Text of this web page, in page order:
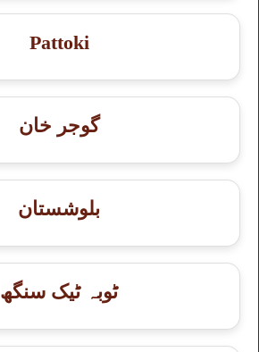
Pattoki
گوجر خان
بلوشستان
ٹوبہ ٹیک سنگھ